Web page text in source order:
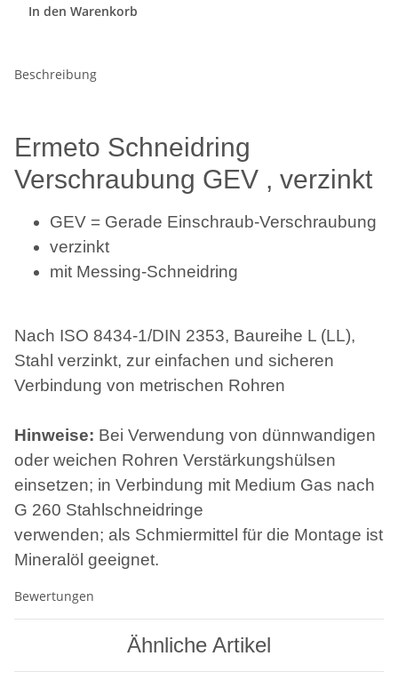
In den Warenkorb
Beschreibung
Ermeto Schneidring
Verschraubung GEV , verzinkt
GEV = Gerade Einschraub-Verschraubung
verzinkt
mit Messing-Schneidring
Nach ISO 8434-1/DIN 2353, Baureihe L (LL),
Stahl verzinkt, zur einfachen und sicheren
Verbindung von metrischen Rohren
Hinweise: Bei Verwendung von dünnwandigen
oder weichen Rohren Verstärkungshülsen
einsetzen; in Verbindung mit Medium Gas nach
G 260 Stahlschneidringe
verwenden; als Schmiermittel für die Montage ist
Mineralöl geeignet.
Bewertungen
Ähnliche Artikel